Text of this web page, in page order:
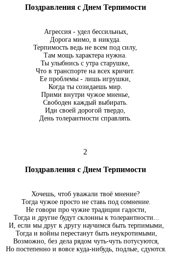
Поздравления с Днем Терпимости
Агрессия - удел бессильных,
Дорога мимо, в никуда.
Терпимость ведь не всем под силу,
Там мощь характера нужна.
Ты улыбнись с утра старушке,
Что в транспорте на всех кричит.
Ее проблемы - лишь игрушки,
Когда ты созидаешь мир.
Прими внутри чужое мненье,
Свободен каждый выбирать.
Иди своей дорогой твердо,
День толерантности справлять.
2
Поздравления с Днем Терпимости
Хочешь, чтоб уважали твоё мнение?
Тогда чужое просто не ставь под сомнение.
Не говори про чужие традиции гадости,
Тогда и другие будут склонны к толерантности...
И, если мы друг к другу научимся быть терпимыми,
Тогда и войны перестанут быть неукротимыми,
Возможно, без дела рядом чуть-чуть потусуются,
Но постепенно и вовсе куда-нибудь, подлые, сдуются.